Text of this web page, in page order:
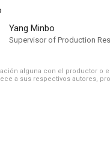
Yang Minbo
Supervisor of Production
alguna con el productor o
a sus respectivos autores,